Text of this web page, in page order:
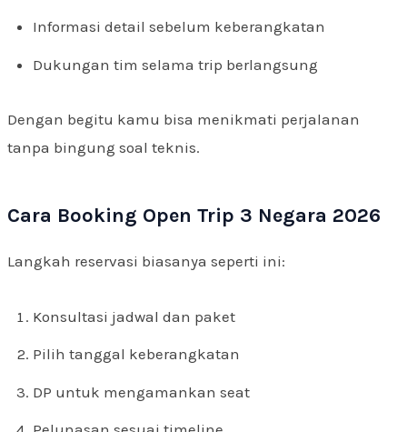
Informasi detail sebelum keberangkatan
Dukungan tim selama trip berlangsung
Dengan begitu kamu bisa menikmati perjalanan
tanpa bingung soal teknis.
Cara Booking Open Trip 3 Negara 2026
Langkah reservasi biasanya seperti ini:
Konsultasi jadwal dan paket
Pilih tanggal keberangkatan
DP untuk mengamankan seat